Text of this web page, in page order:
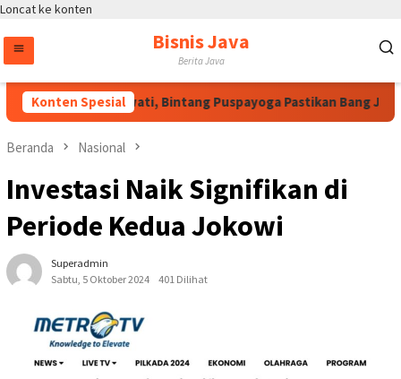
Loncat ke konten
Bisnis Java
Berita Java
Konten Spesial
Arahan Megawati, Bintang Puspayoga Pastikan Bang Jali Terus
Beranda Nasional
Investasi Naik Signifikan di
Periode Kedua Jokowi
Superadmin
Sabtu, 5 Oktober 2024
401 Dilihat